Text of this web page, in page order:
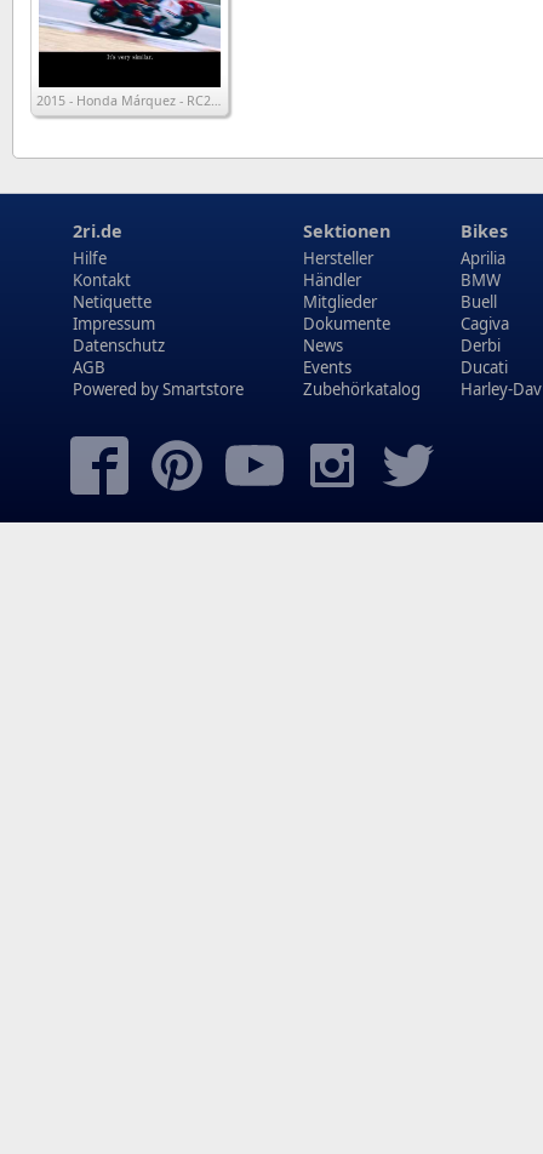
2015 - Honda Márquez - RC213VS
2ri.de
Hilfe
Kontakt
Netiquette
Impressum
Datenschutz
AGB
Powered bySmartstore
Sektionen
Hersteller
Händler
Mitglieder
Dokumente
News
Events
Zubehörkatalog
Bikes
Aprilia
BMW
Buell
Cagiva
Derbi
Ducati
Harley-